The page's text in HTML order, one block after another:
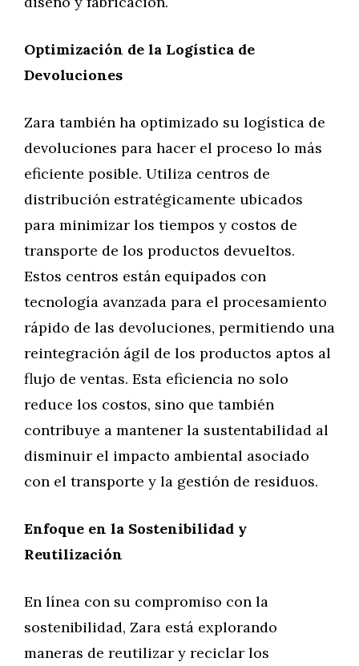
Optimización de la Logística de
Devoluciones
Zara también ha optimizado su logística de
devoluciones para hacer el proceso lo más
eficiente posible. Utiliza centros de
distribución estratégicamente ubicados
para minimizar los tiempos y costos de
transporte de los productos devueltos.
Estos centros están equipados con
tecnología avanzada para el procesamiento
rápido de las devoluciones, permitiendo una
reintegración ágil de los productos aptos al
flujo de ventas. Esta eficiencia no solo
reduce los costos, sino que también
contribuye a mantener la sustentabilidad al
disminuir el impacto ambiental asociado
con el transporte y la gestión de residuos.
Enfoque en la Sostenibilidad y
Reutilización
En línea con su compromiso con la
sostenibilidad, Zara está explorando
maneras de reutilizar y reciclar los